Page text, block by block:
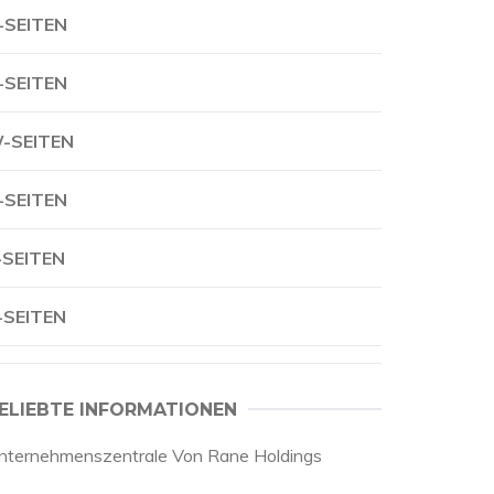
SEITEN
SEITEN
INFORMATIONEN
Von Rane Holdings